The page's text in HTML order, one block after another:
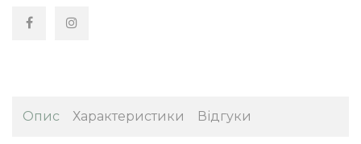
Опис Характеристики Відгуки